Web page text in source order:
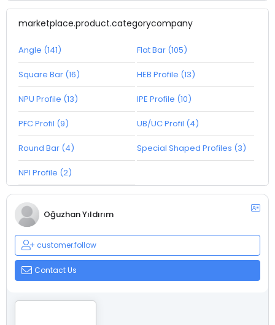
marketplace.product.categorycompany
Angle (141) Flat Bar (105)
Square Bar (16) HEB Profile (13)
NPU Profile (13) IPE Profile (10)
PFC Profil (9) UB/UC Profil (4)
Round Bar (4) Special Shaped Profiles (3)
NPI Profile (2)
Oğuzhan Yıldırım
customer.follow
Contact Us